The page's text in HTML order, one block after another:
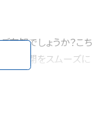
知でしょうか？こち
け、開閉をスムーズに